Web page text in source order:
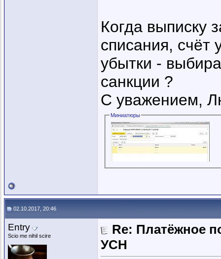
Когда выписку
списания, счёт
убытки -
санкции ?
С уважением,
Миниатюры
02.10.2017, 20:46
Entry
Scio me nihil scire
Re: Платёжное
УСН